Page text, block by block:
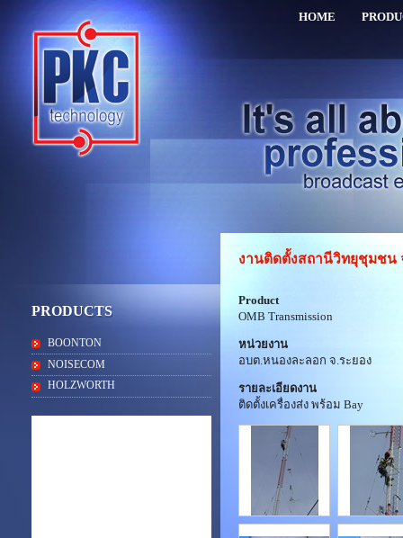
HOME
PRODUCTS
BOONTON
NOISECOM
HOLZWORTH
งานติดตั้งสถานีวิทยุชุมชน
Product
OMB Transmission
หน่วยงาน
อบต.หนองละลอก จ.ระยอง
รายละเอียดงาน
ติดตั้งเครื่องส่ง พร้อม Bay